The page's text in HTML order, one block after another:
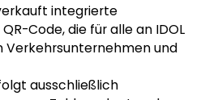
integrierte
Code, die für alle an IDOL
Verkehrsunternehmen und
ausschließlich